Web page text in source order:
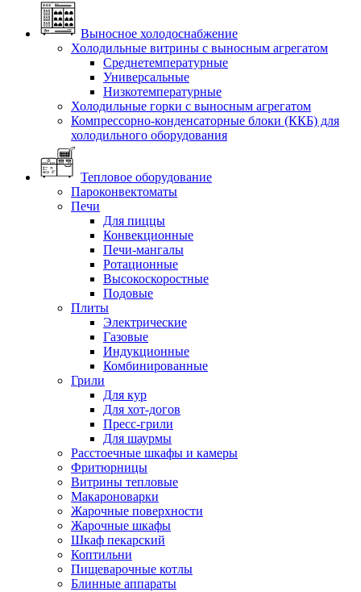
Выносное холодоснабжение
Холодильные витрины с выносным агрегатом
Среднетемпературные
Универсальные
Низкотемпературные
Холодильные горки с выносным агрегатом
Компрессорно-конденсаторные блоки (ККБ) для
холодильного оборудования
Тепловое оборудование
Пароконвектоматы
Печи
Для пиццы
Конвекционные
Печи-мангалы
Ротационные
Высокоскоростные
Подовые
Плиты
Электрические
Газовые
Индукционные
Комбинированные
Грили
Для кур
Для хот-догов
Пресс-грили
Для шаурмы
Расстоечные шкафы и камеры
Фритюрницы
Витрины тепловые
Макароноварки
Жарочные поверхности
Жарочные шкафы
Шкаф пекарский
Коптильни
Пищеварочные котлы
Блинные аппараты